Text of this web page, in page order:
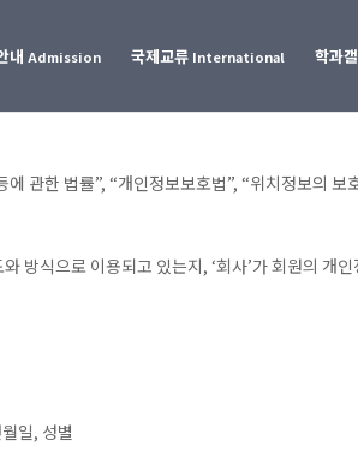
내 Admission 국제교류 International 학과
관한 법률”, “개인정보보호법”, “위치정보의 보
방식으로 이용되고 있는지, ‘회사’가 회원의 개인
일, 성별